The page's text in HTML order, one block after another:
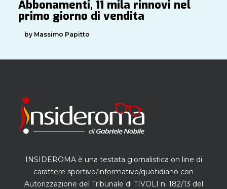
Abbonamenti, 11 mila rinnovi nel
primo giorno di vendita
by Massimo Papitto
INSIDEROMA è una testata giornalistica on line di
carattere sportivo/informativo/quotidiano con
Autorizzazione del Tribunale di TIVOLI n. 182/13 del